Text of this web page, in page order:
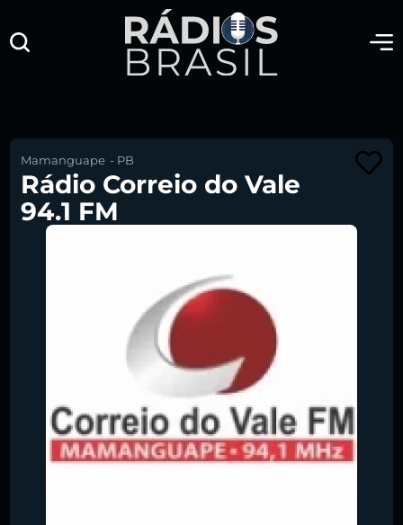
Mamanguape - PB
Rádio Correio do Vale
94.1 FM